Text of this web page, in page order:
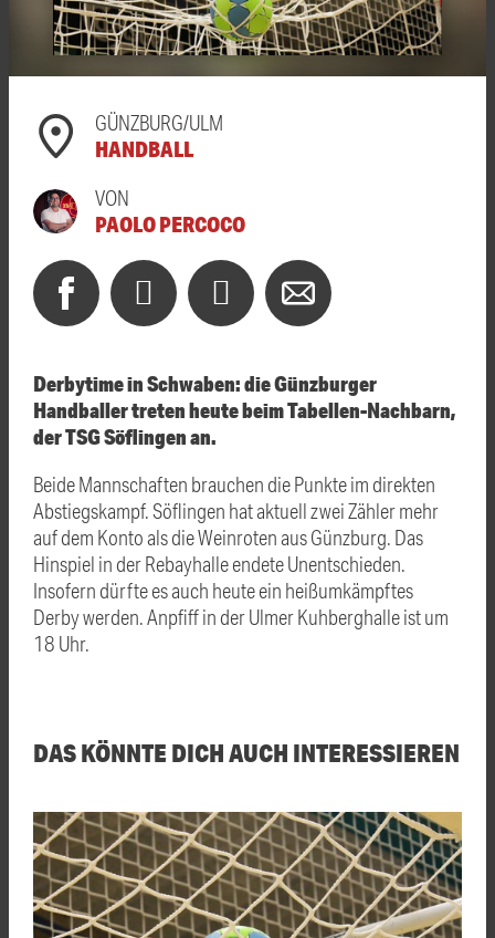
GÜNZBURG/ULM
HANDBALL
VON
PAOLO PERCOCO
Derbytime in Schwaben: die Günzburger
Handballer treten heute beim Tabellen-Nachbarn,
der TSG Söflingen an.
Beide Mannschaften brauchen die Punkte im direkten
Abstiegskampf. Söflingen hat aktuell zwei Zähler mehr
auf dem Konto als die Weinroten aus Günzburg. Das
Hinspiel in der Rebayhalle endete Unentschieden.
Insofern dürfte es auch heute ein heißumkämpftes
Derby werden. Anpfiff in der Ulmer Kuhberghalle ist um
18 Uhr.
DAS KÖNNTE DICH AUCH INTERESSIEREN